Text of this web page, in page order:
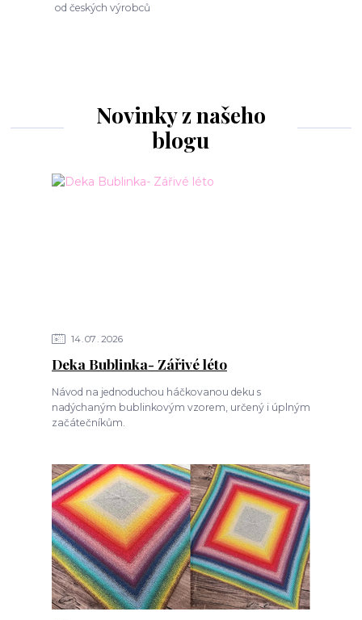
od českých výrobců
Novinky z našeho
blogu
14 07 2026
Deka Bublinka- Zářivé léto
Návod na jednoduchou háčkovanou deku s
nadýchaným bublinkovým vzorem, určený i úplným
začátečníkům.